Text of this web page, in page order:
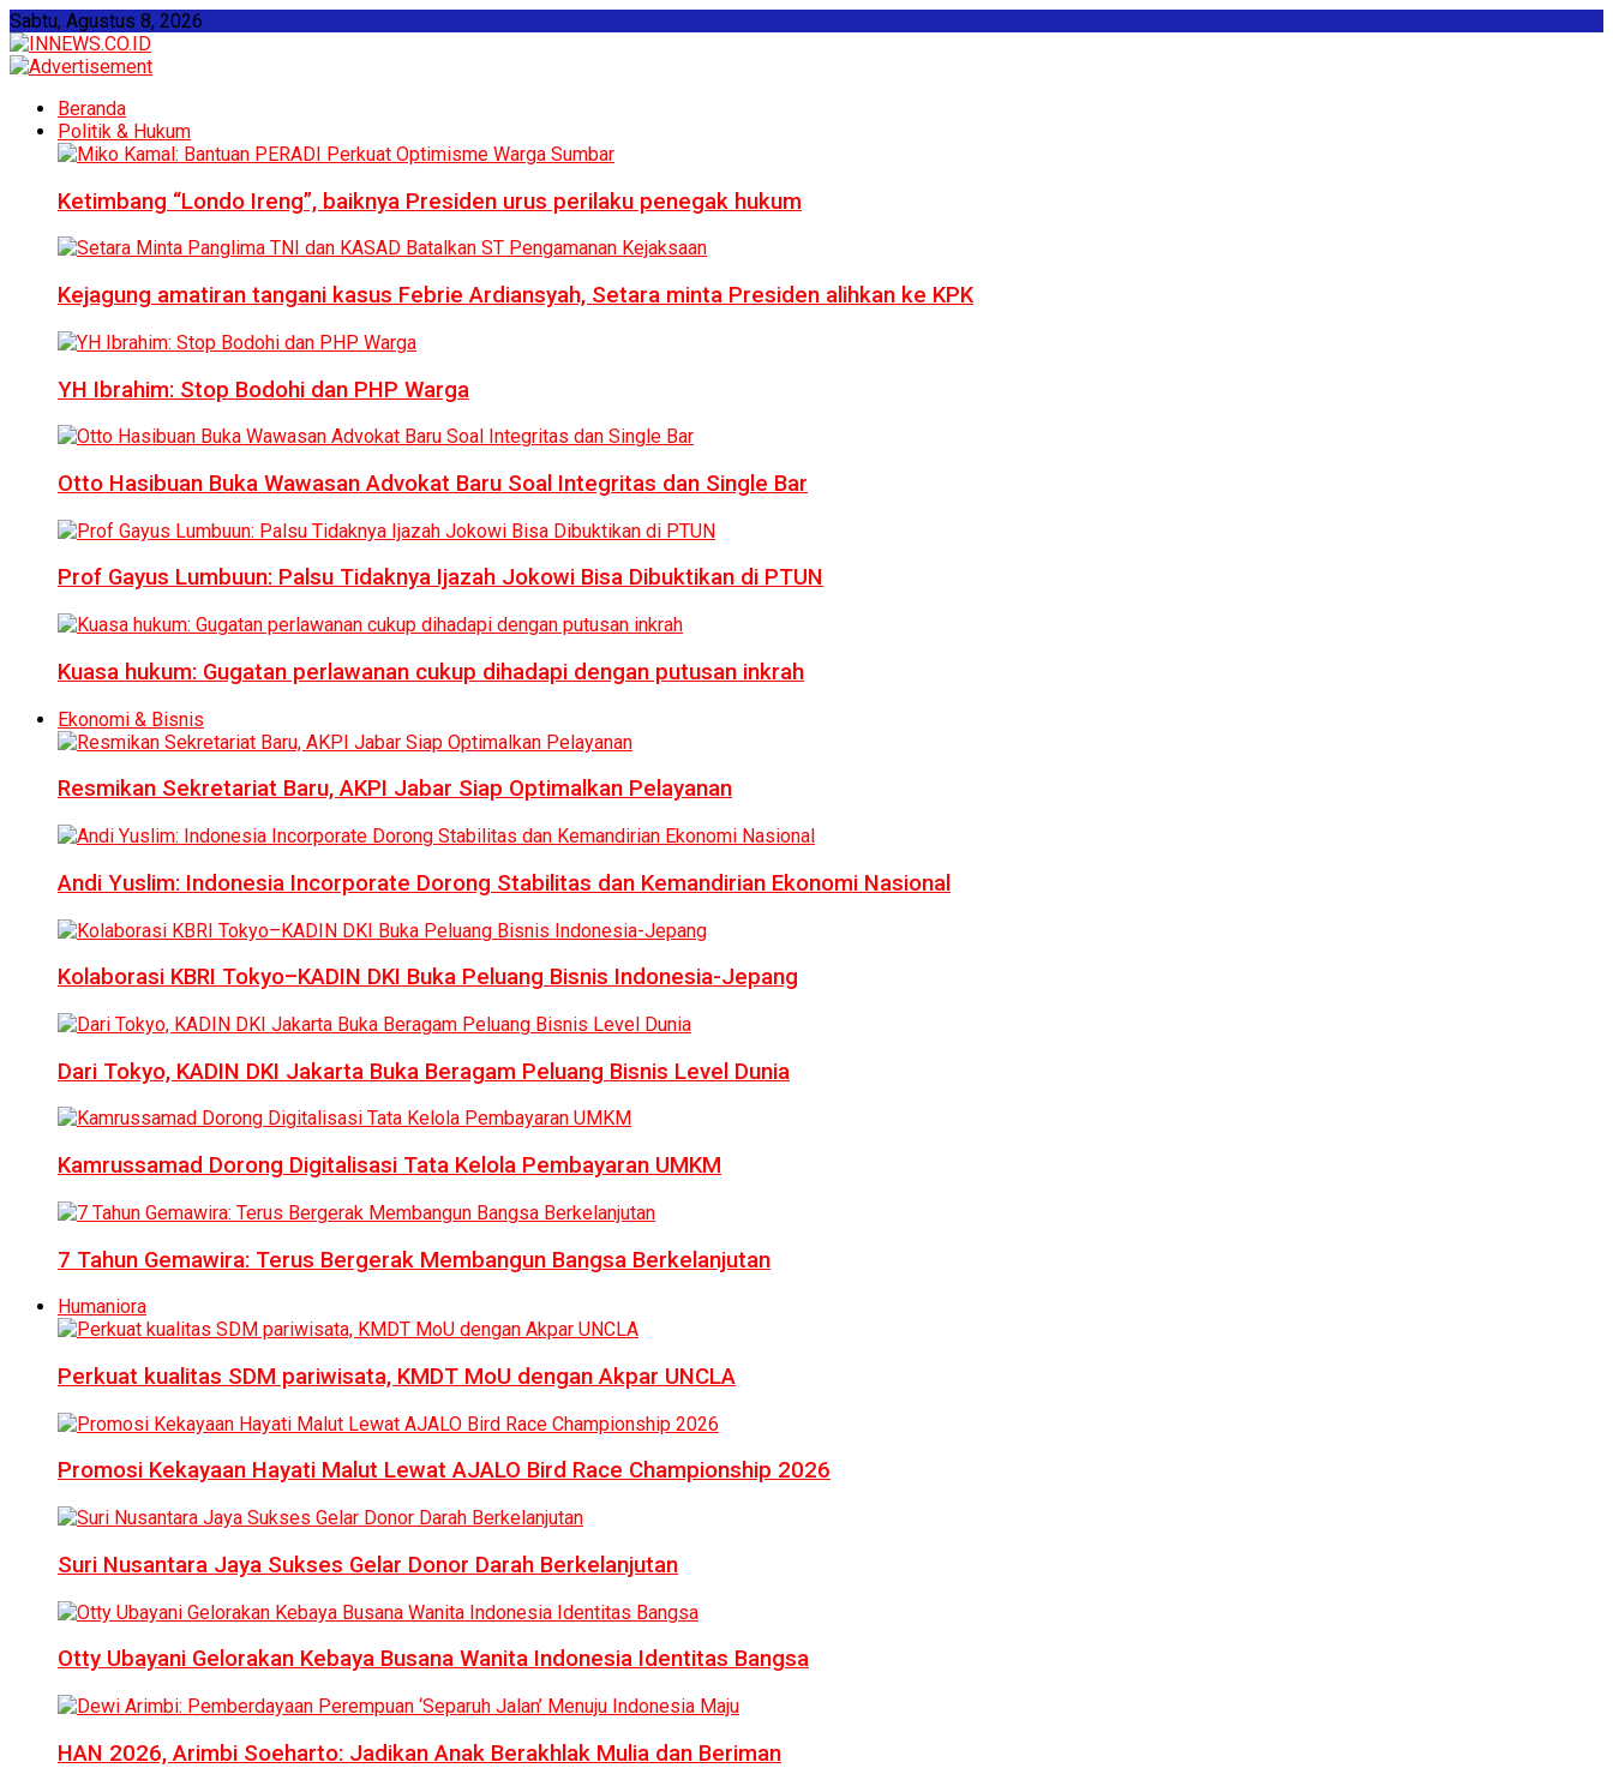
Sabtu, Agustus 8, 2026
Beranda
Politik & Hukum
Ketimbang “Londo Ireng”, baiknya Presiden urus perilaku penegak hukum
Kejagung amatiran tangani kasus Febrie Ardiansyah, Setara minta Presiden alihkan ke KPK
YH Ibrahim: Stop Bodohi dan PHP Warga
Otto Hasibuan Buka Wawasan Advokat Baru Soal Integritas dan Single Bar
Prof Gayus Lumbuun: Palsu Tidaknya Ijazah Jokowi Bisa Dibuktikan di PTUN
Kuasa hukum: Gugatan perlawanan cukup dihadapi dengan putusan inkrah
Ekonomi & Bisnis
Resmikan Sekretariat Baru, AKPI Jabar Siap Optimalkan Pelayanan
Andi Yuslim: Indonesia Incorporate Dorong Stabilitas dan Kemandirian Ekonomi Nasional
Kolaborasi KBRI Tokyo–KADIN DKI Buka Peluang Bisnis Indonesia-Jepang
Dari Tokyo, KADIN DKI Jakarta Buka Beragam Peluang Bisnis Level Dunia
Kamrussamad Dorong Digitalisasi Tata Kelola Pembayaran UMKM
7 Tahun Gemawira: Terus Bergerak Membangun Bangsa Berkelanjutan
Humaniora
Perkuat kualitas SDM pariwisata, KMDT MoU dengan Akpar UNCLA
Promosi Kekayaan Hayati Malut Lewat AJALO Bird Race Championship 2026
Suri Nusantara Jaya Sukses Gelar Donor Darah Berkelanjutan
Otty Ubayani Gelorakan Kebaya Busana Wanita Indonesia Identitas Bangsa
HAN 2026, Arimbi Soeharto: Jadikan Anak Berakhlak Mulia dan Beriman